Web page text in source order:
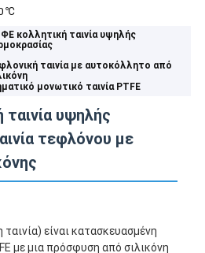
℃
κολλητική ταινία υψηλής
ταινία με αυτοκόλλητο από
μονωτικό ταινία PTFE
υψηλής
τεφλόνου με
είναι κατασκευασμένη
με μια πρόσφυση από σιλικόνη